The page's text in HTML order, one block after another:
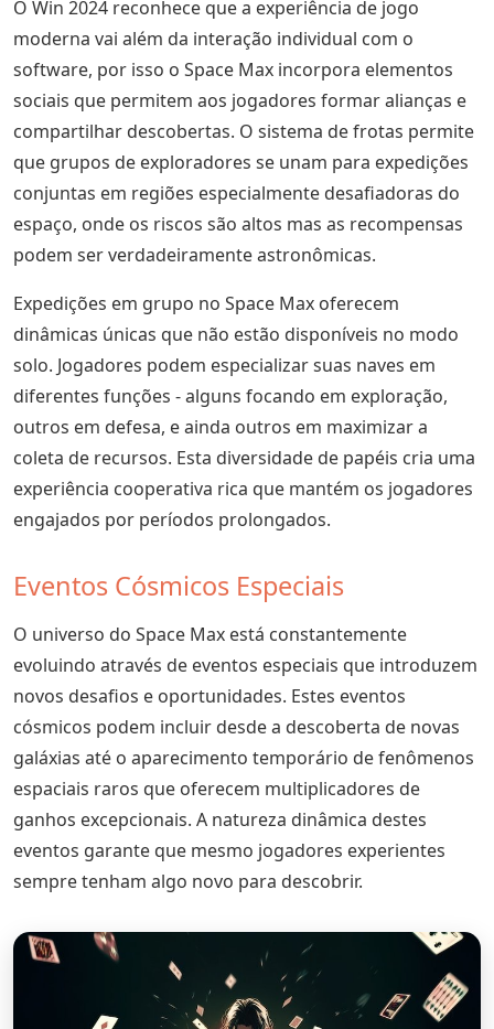
O Win 2024 reconhece que a experiência de jogo
moderna vai além da interação individual com o
software, por isso o Space Max incorpora elementos
sociais que permitem aos jogadores formar alianças e
compartilhar descobertas. O sistema de frotas permite
que grupos de exploradores se unam para expedições
conjuntas em regiões especialmente desafiadoras do
espaço, onde os riscos são altos mas as recompensas
podem ser verdadeiramente astronômicas.
Expedições em grupo no Space Max oferecem
dinâmicas únicas que não estão disponíveis no modo
solo. Jogadores podem especializar suas naves em
diferentes funções - alguns focando em exploração,
outros em defesa, e ainda outros em maximizar a
coleta de recursos. Esta diversidade de papéis cria uma
experiência cooperativa rica que mantém os jogadores
engajados por períodos prolongados.
Eventos Cósmicos Especiais
O universo do Space Max está constantemente
evoluindo através de eventos especiais que introduzem
novos desafios e oportunidades. Estes eventos
cósmicos podem incluir desde a descoberta de novas
galáxias até o aparecimento temporário de fenômenos
espaciais raros que oferecem multiplicadores de
ganhos excepcionais. A natureza dinâmica destes
eventos garante que mesmo jogadores experientes
sempre tenham algo novo para descobrir.